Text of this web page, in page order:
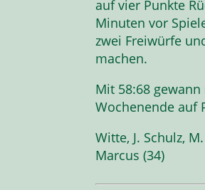
auf vier Punkte
Minuten vor
zwei Freiwürfe
machen.
Mit 58:68
Wochenende auf
Witte, J. Schulz,
Marcus (34)